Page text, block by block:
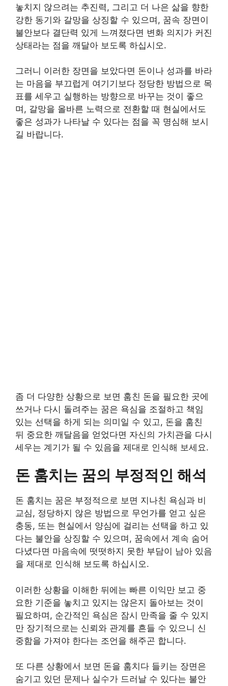
놓치지 않으려는 추진력, 그리고 더 나은 삶을 향한
강한 동기와 갈망을 상징할 수 있으며, 꿈속 장면이
불안보다 결단력 있게 느껴졌다면 변화 의지가 커진
상태라는 점을 깨달아 보도록 하십시오.
그러니 이러한 장면을 보았다면 돈이나 성과를 바라
는 마음을 부끄럽게 여기기보다 정당한 방법으로 목
표를 세우고 실행하는 방향으로 바꾸는 것이 좋으
며, 갈망을 올바른 노력으로 전환할 때 현실에서도
좋은 성과가 나타날 수 있다는 점을 꼭 명심해 보시
길 바랍니다.
좀 더 다양한 상황으로 보면 훔친 돈을 필요한 곳에
쓰거나 다시 돌려주는 꿈은 욕심을 조절하고 책임
있는 선택을 하게 되는 의미일 수 있고, 돈을 훔친
뒤 중요한 깨달음을 얻었다면 자신의 가치관을 다시
세우는 계기가 될 수 있음을 제대로 인식해 보세요.
돈 훔치는 꿈의 부정적인 해석
돈 훔치는 꿈은 부정적으로 보면 지나친 욕심과 비
교심, 정당하지 않은 방법으로 무언가를 얻고 싶은
충동, 또는 현실에서 양심에 걸리는 선택을 하고 있
다는 불안을 상징할 수 있으며, 꿈속에서 계속 숨어
다녔다면 마음속에 떳떳하지 못한 부담이 남아 있음
을 제대로 인식해 보도록 하십시오.
이러한 상황을 이해한 뒤에는 빠른 이익만 보고 중
요한 기준을 놓치고 있지는 않은지 돌아보는 것이
필요하며, 순간적인 욕심은 잠시 만족을 줄 수 있지
만 장기적으로는 신뢰와 관계를 흔들 수 있으니 신
중함을 가져야 한다는 조언을 해주곤 합니다.
또 다른 상황에서 보면 돈을 훔치다 들키는 장면은
숨기고 있던 문제나 실수가 드러날 수 있다는 불안